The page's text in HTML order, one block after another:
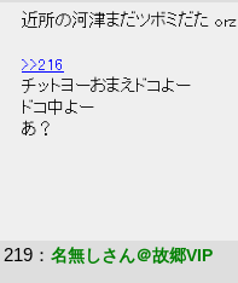
近所の河津まだツボミだた orz
>>216
チットヨーおまえドコよー
ドコ中よー
あ？
219 ： 名無しさん＠故郷VIP